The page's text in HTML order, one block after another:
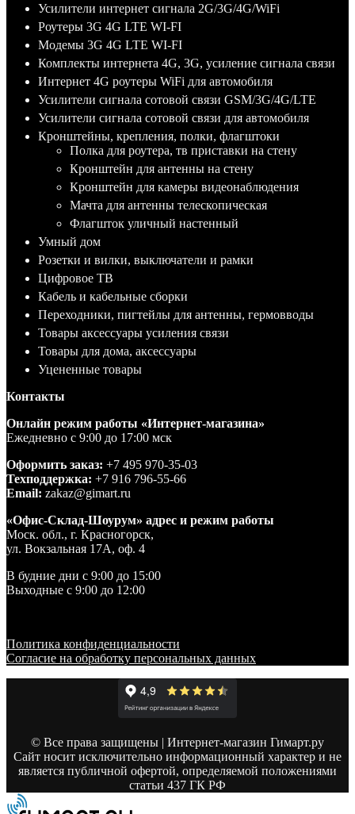
Усилители интернет сигнала 2G/3G/4G/WiFi
Роутеры 3G 4G LTE WI-FI
Модемы 3G 4G LTE WI-FI
Комплекты интернета 4G, 3G, усиление сигнала связи
Интернет 4G роутеры WiFi для автомобиля
Усилители сигнала сотовой связи GSM/3G/4G/LTE
Усилители сигнала сотовой связи для автомобиля
Кронштейны, крепления, полки, флагштоки
Полка для роутера, тв приставки на стену
Кронштейн для антенны на стену
Кронштейн для камеры видеонаблюдения
Мачта для антенны телескопическая
Флагшток уличный настенный
Умный дом
Розетки и вилки, выключатели и рамки
Цифровое ТВ
Кабель и кабельные сборки
Переходники, пигтейлы для антенны, гермовводы
Товары аксессуары усиления связи
Товары для дома, аксессуары
Уцененные товары
Контакты
Онлайн режим работы «Интернет-магазина»
Ежедневно с 9:00 до 17:00 мск
Оформить заказ: +7 495 970-35-03
Техподдержка: +7 916 796-55-66
Email: zakaz@gimart.ru
«Офис-Склад-Шоурум» адрес и режим работы
Моск. обл., г. Красногорск,
ул. Вокзальная 17А, оф. 4
В будние дни с 9:00 до 15:00
Выходные с 9:00 до 12:00
Политика конфиденциальности
Согласие на обработку персональных данных
© Все права защищены | Интернет-магазин Гимарт.ру
Сайт носит исключительно информационный характер и не
является публичной офертой, определяемой положениями
статьи 437 ГК РФ